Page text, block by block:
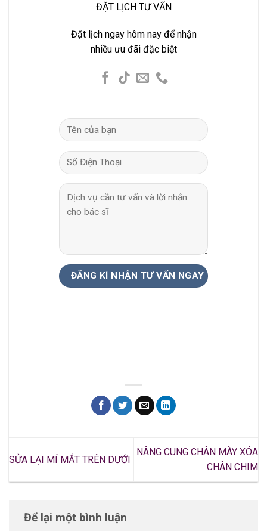
ĐẶT LỊCH TƯ VẤN
Đặt lịch ngay hôm nay để nhận
nhiều ưu đãi đặc biệt
SỬA LẠI MÍ MẮT TRÊN DƯỚI
NÂNG CUNG CHÂN MÀY XÓA
CHÂN CHIM
Để lại một bình luận